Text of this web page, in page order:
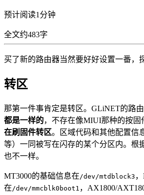
预计阅读1分钟
全文约483字
买了新的路由器当然要好好设置一番，
转区
那第一件事肯定是转区。GLiNET的路
都是一样的，不存在像MIUI那种的按固
在刷固件转区。区域代码和其他配置信
等）一同被写在闪存的某个分区内。根
也不一样。
MT3000的基础信息在/dev/mtdblock3
在/dev/mmcblk0boot1 ，AX1800/